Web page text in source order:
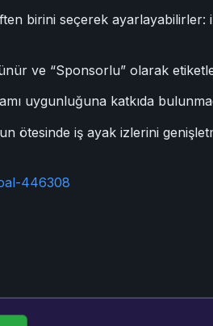
birini seçerek ayarlayabilirler:
ve “Sponsorlu” olarak
uygunluğuna katkıda
ötesinde iş ayak izlerini
446308